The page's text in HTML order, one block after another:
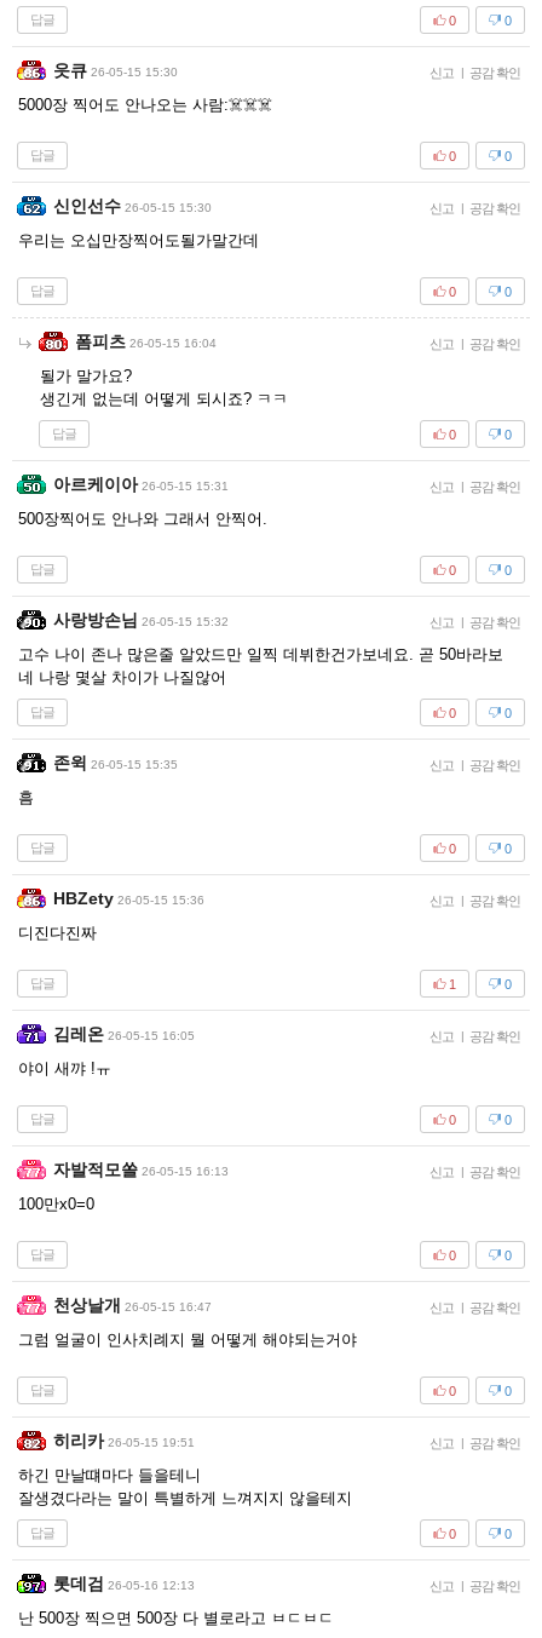
답글 0
0
읏큐 26-05-15 15:30 신고 | 공감 확인
5000장 찍어도 안나오는 사람:☠️☠️☠️
답글 0
0
신인선수 26-05-15 15:30 신고 | 공감 확인
우리는 오십만장찍어도될가말간데
답글 0
0
폼피츠 26-05-15 16:04 신고 | 공감 확인
될가 말가요?
생긴게 없는데 어떻게 되시죠? ㅋㅋ
답글 0
0
아르케이아 26-05-15 15:31 신고 | 공감 확인
500장찍어도 안나와 그래서 안찍어.
답글 0
0
사랑방손님 26-05-15 15:32 신고 | 공감 확인
고수 나이 존나 많은줄 알았드만 일찍 데뷔한건가보네요. 곧 50바라보
네 나랑 몇살 차이가 나질않어
답글 0
0
존윅 26-05-15 15:35 신고 | 공감 확인
흠
답글 0
0
HBZety 26-05-15 15:36 신고 | 공감 확인
디진다진짜
답글 0
1
김레온 26-05-15 16:05 신고 | 공감 확인
야이 새꺄 !ㅠ
답글 0
0
자발적모쏠 26-05-15 16:13 신고 | 공감 확인
100만x0=0
답글 0
0
천상날개 26-05-15 16:47 신고 | 공감 확인
그럼 얼굴이 인사치례지 뭘 어떻게 해야되는거야
답글 0
0
히리카 26-05-15 19:51 신고 | 공감 확인
하긴 만날떄마다 들을테니
잘생겼다라는 말이 특별하게 느껴지지 않을테지
답글 0
0
롯데검 26-05-16 12:13 신고 | 공감 확인
난 500장 찍으면 500장 다 별로라고 ㅂㄷㅂㄷ